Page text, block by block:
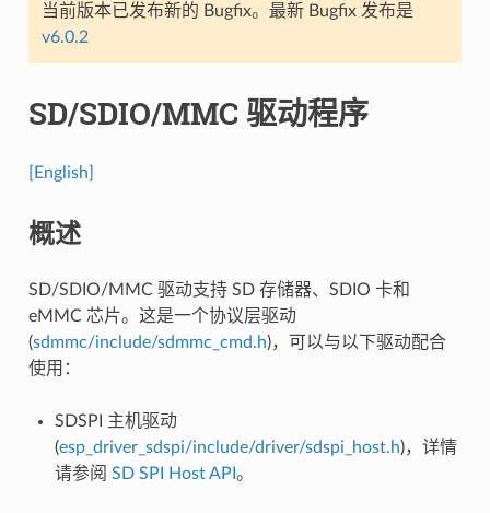
当前版本已发布新的 Bugfix。最新 Bugfix 发布是
v6.0.2
SD/SDIO/MMC 驱动程序
[English]
概述
SD/SDIO/MMC 驱动支持 SD 存储器、SDIO 卡和
eMMC 芯片。这是一个协议层驱动
(sdmmc/include/sdmmc_cmd.h)，可以与以下驱动配合
使用：
SDSPI 主机驱动
(esp_driver_sdspi/include/driver/sdspi_host.h)，详情
请参阅 SD SPI Host API 。